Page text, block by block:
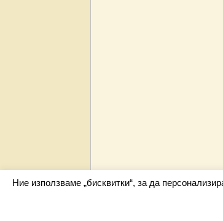
Всички права запазени
Ние използваме „бисквитки“, за да